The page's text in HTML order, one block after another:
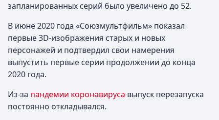
запланированных серий было увеличено до 52.
В июне 2020 года «Союзмультфильм» показал
первые 3D-изображения старых и новых
персонажей и подтвердил свои намерения
выпустить первые серии продолжении до конца
2020 года.
Из-за пандемии коронавируса выпуск перезапуска
постоянно откладывался.